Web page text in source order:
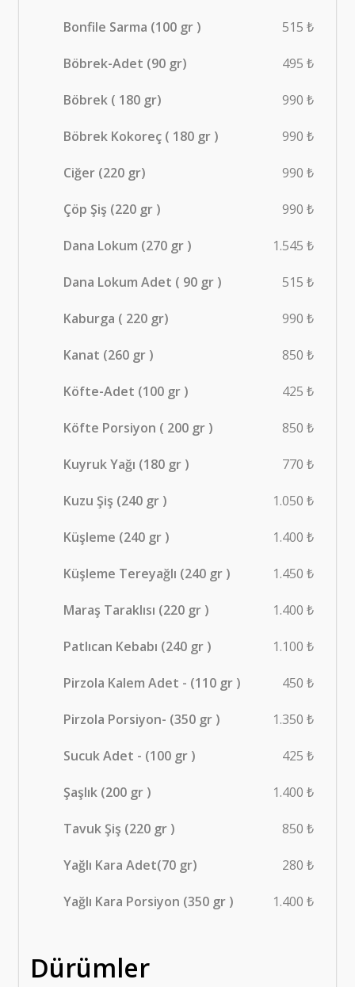
Bonfile Sarma (100 gr ) 515 ₺
Böbrek-Adet (90 gr) 495 ₺
Böbrek ( 180 gr) 990 ₺
Böbrek Kokoreç ( 180 gr ) 990 ₺
Ciğer (220 gr) 990 ₺
Çöp Şiş (220 gr ) 990 ₺
Dana Lokum (270 gr ) 1.545 ₺
Dana Lokum Adet ( 90 gr ) 515 ₺
Kaburga ( 220 gr) 990 ₺
Kanat (260 gr ) 850 ₺
Köfte-Adet (100 gr ) 425 ₺
Köfte Porsiyon ( 200 gr ) 850 ₺
Kuyruk Yağı (180 gr ) 770 ₺
Kuzu Şiş (240 gr ) 1.050 ₺
Küşleme (240 gr ) 1.400 ₺
Küşleme Tereyağlı (240 gr ) 1.450 ₺
Maraş Taraklısı (220 gr ) 1.400 ₺
Patlıcan Kebabı (240 gr ) 1.100 ₺
Pirzola Kalem Adet - (110 gr ) 450 ₺
Pirzola Porsiyon- (350 gr ) 1.350 ₺
Sucuk Adet - (100 gr ) 425 ₺
Şaşlık (200 gr ) 1.400 ₺
Tavuk Şiş (220 gr ) 850 ₺
Yağlı Kara Adet(70 gr) 280 ₺
Yağlı Kara Porsiyon (350 gr ) 1.400 ₺
Dürümler